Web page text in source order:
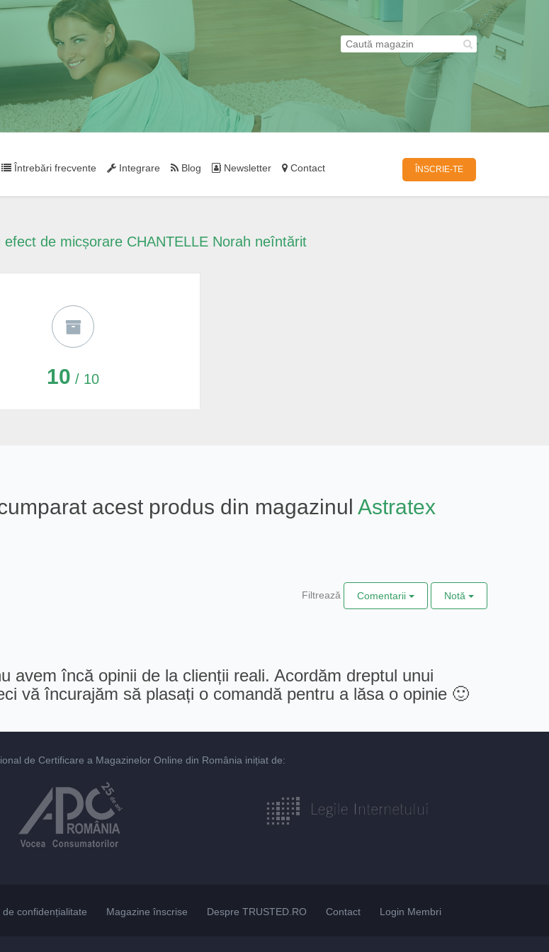
Întrebări frecvente Integrare Blog Newsletter Contact ÎNSCRIE-TE
efect de micșorare CHANTELLE Norah neîntărit
10 / 10
acest produs din magazinul Astratex
Filtrează Comentarii Notă
avem încă opinii de la clienții reali. Acordăm dreptul unui
vă încurajăm să plasați o comandă pentru a lăsa o opinie 🙂
de Certificare a Magazinelor Online din România inițiat de:
de confidențialitate Magazine înscrise Despre TRUSTED.RO Contact Login Membri